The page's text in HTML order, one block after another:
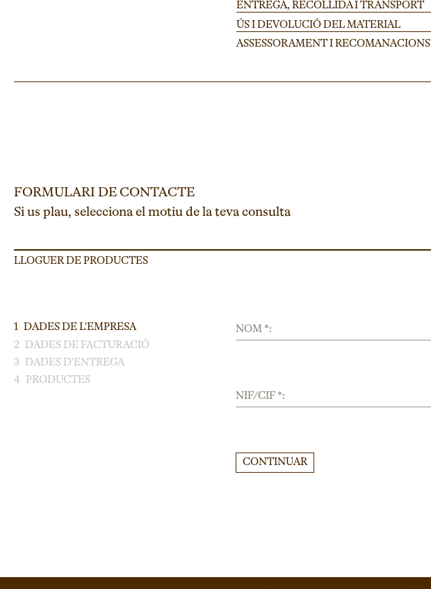
ENTREGA, RECOLLIDA I TRANSPORT
ÚS I DEVOLUCIÓ DEL MATERIAL
ASSESSORAMENT I RECOMANACIONS
FORMULARI DE CONTACTE
Si us plau, selecciona el motiu de la teva consulta
LLOGUER DE PRODUCTES
1 DADES DE L'EMPRESA
2
DADES DE FACTURACIÓ
3
DADES D'ENTREGA
4
PRODUCTES
NOM *:
NIF/CIF *:
CONTINUAR